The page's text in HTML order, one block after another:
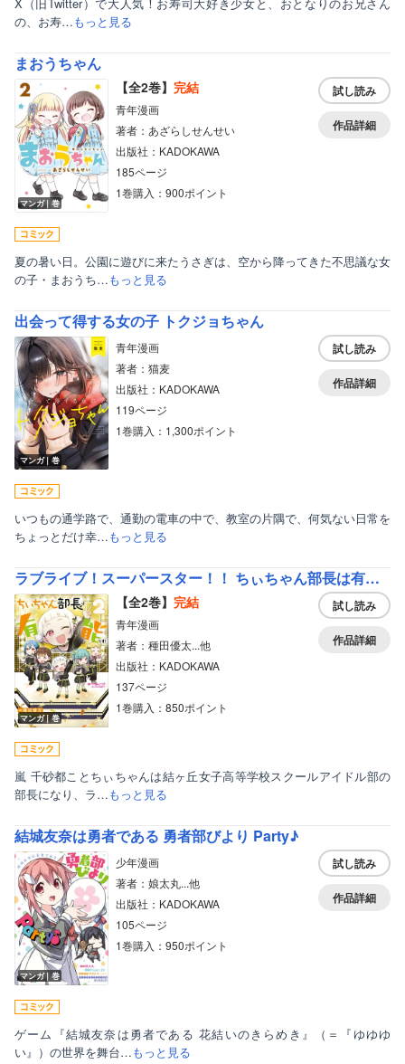
の、お寿…もっと見る
まおうちゃん
マンガ｜巻
【全2巻】 完結
青年漫画
著者：あざらしせんせい
出版社：KADOKAWA
185ページ
1巻購入：900ポイント
試し読み
作品詳細
夏の暑い日。公園に遊びに来たうさぎは、空から降ってきた不思議な女
の子・まおうち…もっと見る
出会って得する女の子 トクジョちゃん
マンガ｜巻
青年漫画
著者：猫麦
出版社：KADOKAWA
119ページ
1巻購入：1,300ポイント
試し読み
作品詳細
いつもの通学路で、通勤の電車の中で、教室の片隅で、何気ない日常を
ちょっとだけ幸…もっと見る
ラブライブ！スーパースター！！ ちぃちゃん部長は有能です！
マンガ｜巻
【全2巻】 完結
青年漫画
著者：種田優太...他
出版社：KADOKAWA
137ページ
1巻購入：850ポイント
試し読み
作品詳細
嵐 千砂都ことちぃちゃんは結ヶ丘女子高等学校スクールアイドル部の
部長になり、ラ…もっと見る
結城友奈は勇者である 勇者部びより Party♪
マンガ｜巻
少年漫画
著者：娘太丸...他
出版社：KADOKAWA
105ページ
1巻購入：950ポイント
試し読み
作品詳細
ゲーム『結城友奈は勇者である 花結いのきらめき』（＝『ゆゆゆ
い』）の世界を舞台…もっと見る